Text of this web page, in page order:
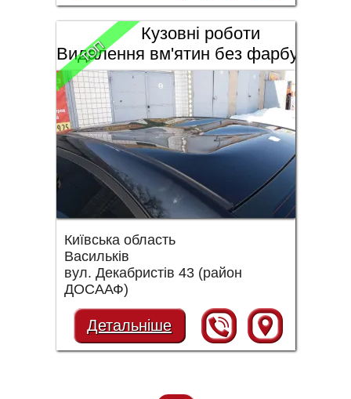
Кузовні роботи
Видалення вм'ятин без фарбування
Київська область
Васильків
вул. Декабристів 43 (район
ДОСААФ)
Детальніше
ТОП